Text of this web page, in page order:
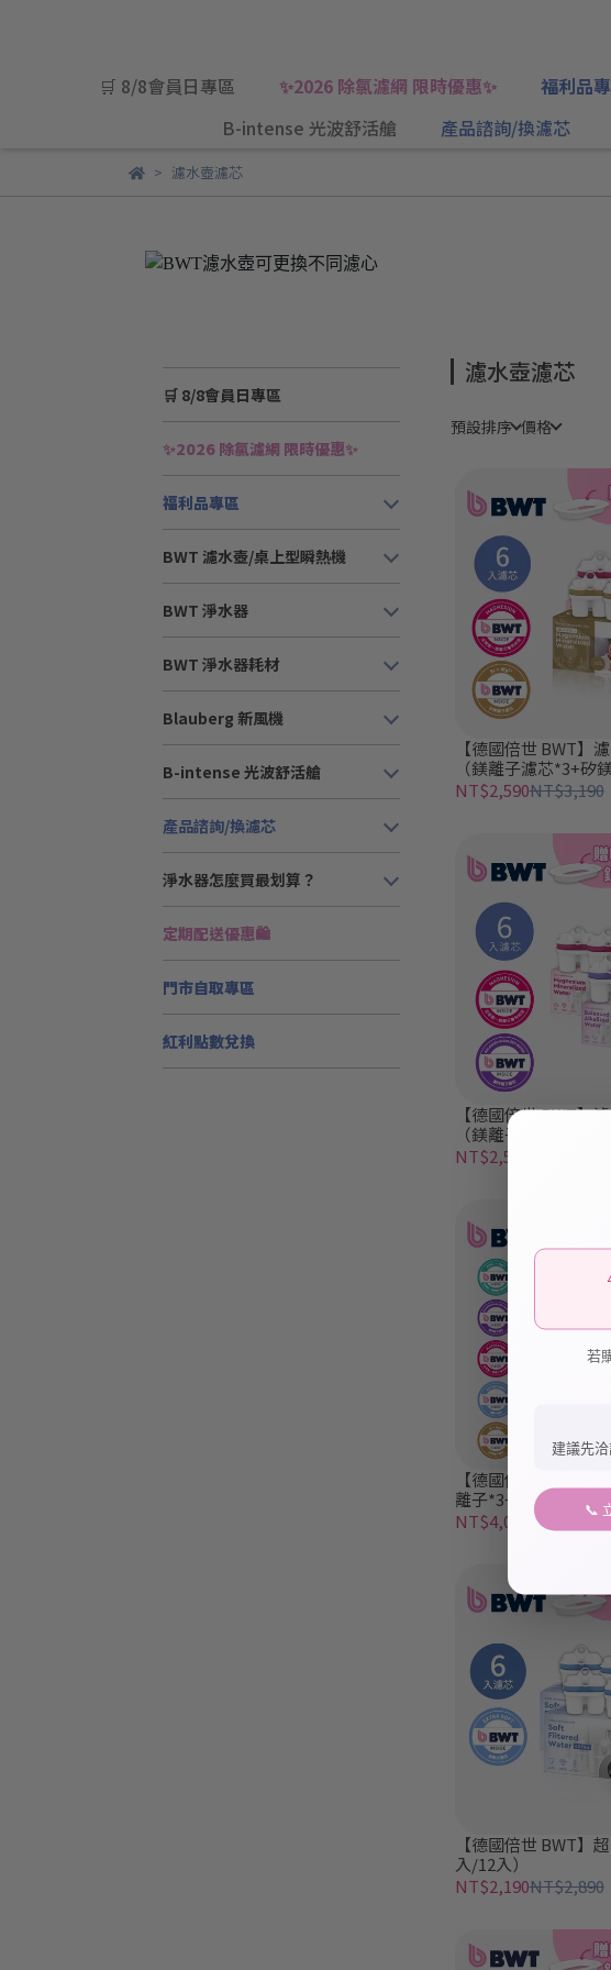
🛒 8/8會員日專區 ✨2026 除氯濾網 限時優惠✨ 福利品
B-intense 光波舒活艙
產品諮詢/換濾芯
濾水壺濾芯
若
建議先
📞
🛒 8/8會員日專區
✨2026 除氯濾網 限時優惠✨
福利品專區
BWT 濾水壺/桌上型瞬熱機
BWT 淨水器
BWT 淨水器耗材
Blauberg 新風機
B-intense 光波舒活艙
產品諮詢/換濾芯
淨水器怎麼買最划算？
定期配送優惠🛍️
門市自取專區
紅利點數兌換
濾水壺濾芯
預設排序 價格
【德國倍世 BWT】
（鎂離子濾芯*3+矽
NT$2,590NT$3,190
【德國倍世 BWT】
（鎂離子濾芯*3+鹼
NT$2,590
【德國倍世 BWT】
離子*3+鋅鎂離子*3+
離子*3+鹼性水*3）
NT$4,090 NT$4,890
【德國倍世 BWT】
入/12入）
NT$2,190NT$2,890